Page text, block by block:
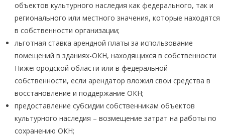
объектов культурного наследия как федерального, так и
регионального или местного значения, которые находятся
в собственности организации;
льготная ставка арендной платы за использование
помещений в зданиях-ОКН, находящихся в собственности
Нижегородской области или в федеральной
собственности, если арендатор вложил свои средства в
восстановление и поддержание ОКН;
предоставление субсидии собственникам объектов
культурного наследия – возмещение затрат на работы по
сохранению ОКН;